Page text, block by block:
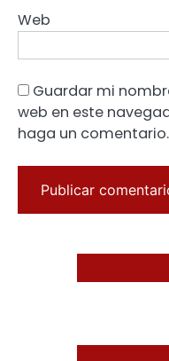
Web
Guardar mi
web en este
haga un comentario.